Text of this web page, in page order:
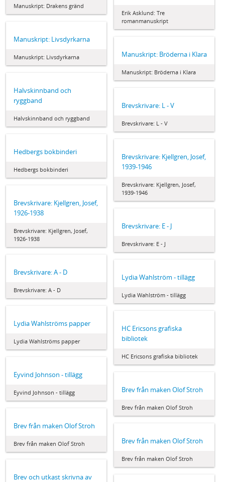
Erik Asklund: Tre
romanmanuskript
Manuskript: Drakens gränd
Manuskript: Livsdyrkarna
Manuskript: Livsdyrkarna Manuskript: Bröderna i Klara
Manuskript: Bröderna i Klara
Halvskinnband och
ryggband
Halvskinnband och ryggband
Brevskrivare: L - V
Brevskrivare: L - V
Hedbergs bokbinderi
Hedbergs bokbinderi
Brevskrivare: Kjellgren, Josef,
1939-1946
Brevskrivare: Kjellgren, Josef,
1939-1946
Brevskrivare: Kjellgren, Josef,
1926-1938
Brevskrivare: Kjellgren, Josef,
1926-1938
Brevskrivare: E - J
Brevskrivare: E - J
Brevskrivare: A - D
Brevskrivare: A - D
Lydia Wahlström - tillägg
Lydia Wahlström - tillägg
Lydia Wahlströms papper
Lydia Wahlströms papper
HC Ericsons grafiska
bibliotek
HC Ericsons grafiska bibliotek
Eyvind Johnson - tillägg
Eyvind Johnson - tillägg Brev från maken Olof Stroh
Brev från maken Olof Stroh
Brev från maken Olof Stroh
Brev från maken Olof Stroh Brev från maken Olof Stroh
Brev från maken Olof Stroh
Brev och utkast skrivna av